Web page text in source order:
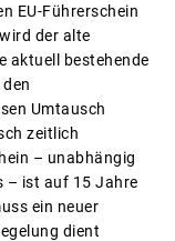
EU-Führerschein
der alte
aktuell bestehende
Umtausch
zeitlich
– unabhängig
– ist auf 15 Jahre
ein neuer
dient